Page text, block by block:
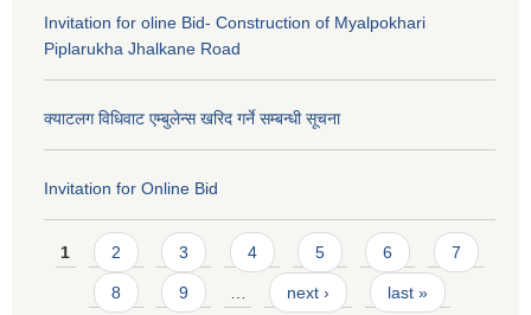
Invitation for oline Bid- Construction of Myalpokhari
Piplarukha Jhalkane Road
क्याटलग विधिवाट एम्बुलेन्स खरिद गर्ने सम्बन्धी सूचना
Invitation for Online Bid
Pages
1 2 3 4 5 6 7
8 9 … next › last »